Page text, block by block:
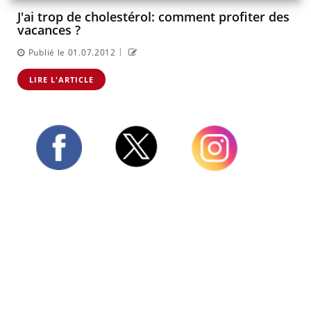
J'ai trop de cholestérol: comment profiter des
vacances ?
Publié le 01.07.2012 |
LIRE L'ARTICLE